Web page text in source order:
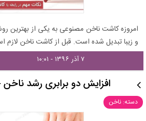
امروزه کاشت ناخن مصنوعی به یکی از بهترین
و زیبا تبدیل شده است. قبل از کاشت ناخن لازم
۷ آذر ۱۳۹۶ - ۱۰:۰۱
افزایش دو برابری رشد
دسته: ناخن